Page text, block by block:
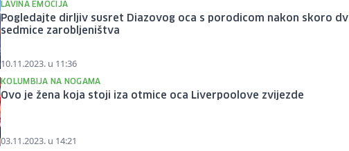
LAVINA EMOCIJA
Pogledajte dirljiv susret Diazovog oca s porodicom nakon skoro
sedmice zarobljeništva
10.11.2023. u 11:36
KOLUMBIJA NA NOGAMA
Ovo je žena koja stoji iza otmice oca Liverpoolove zvijezde
03.11.2023. u 14:21